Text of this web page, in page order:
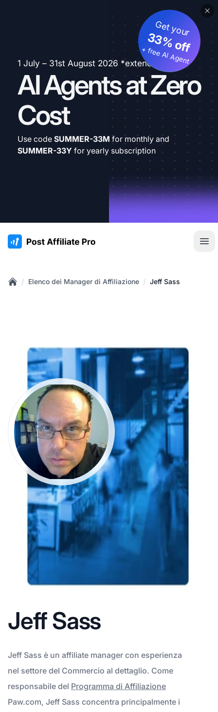
1 July – 31st August 2026 *extended
AI Agents at Zero
Cost
Get your
33% off
+ free AI Agent
Use code SUMMER-33M for monthly and
SUMMER-33Y for yearly subscription
:site.title
/ Elenco dei Manager di Affiliazione / Jeff Sass
Jeff Sass
Jeff Sass è un affiliate manager con esperienza
nel settore del Commercio al dettaglio. Come
responsabile del Programma di Affiliazione
Paw.com, Jeff Sass concentra principalmente i